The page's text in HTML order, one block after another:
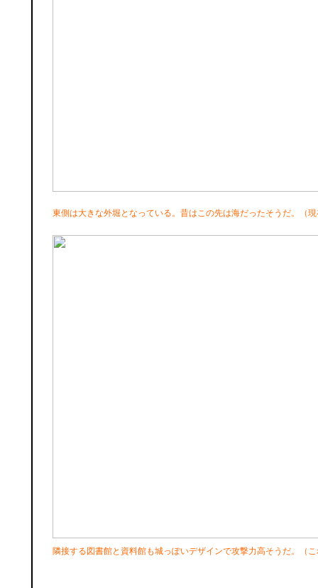
東側は大きな外堀となっている。昔はこの先は海だったそうだ。（
隣接する図書館と資料館も城っぽいデザインで攻撃力高そうだ。（